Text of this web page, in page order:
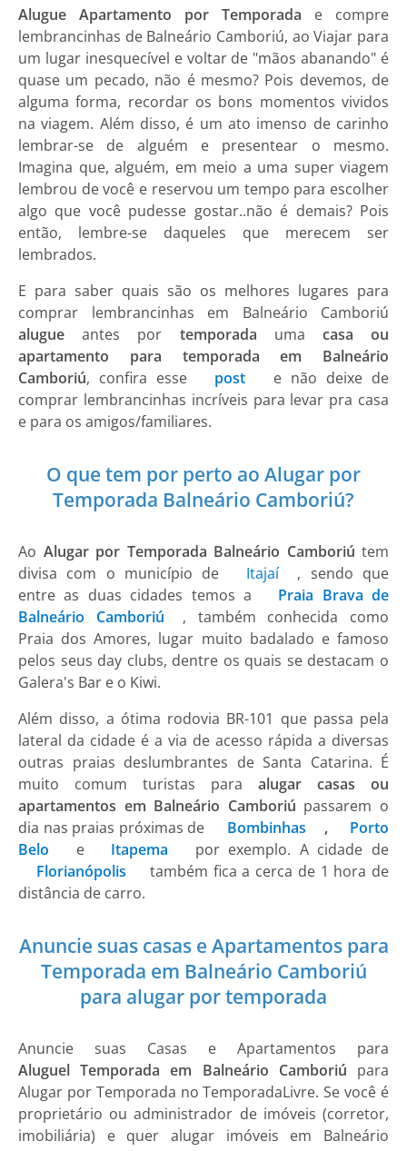
Alugue Apartamento por Temporada e compre
lembrancinhas de Balneário Camboriú, ao Viajar para
um lugar inesquecível e voltar de "mãos abanando" é
quase um pecado, não é mesmo? Pois devemos, de
alguma forma, recordar os bons momentos vividos
na viagem. Além disso, é um ato imenso de carinho
lembrar-se de alguém e presentear o mesmo.
Imagina que, alguém, em meio a uma super viagem
lembrou de você e reservou um tempo para escolher
algo que você pudesse gostar..não é demais? Pois
então, lembre-se daqueles que merecem ser
lembrados.
E para saber quais são os melhores lugares para
comprar lembrancinhas em Balneário Camboriú
alugue antes por temporada uma casa ou
apartamento para temporada em Balneário
Camboriú, confira esse post
e não deixe de
comprar lembrancinhas incríveis para levar pra casa
e para os amigos/familiares.
O que tem por perto ao Alugar por
Temporada Balneário Camboriú?
Ao Alugar por Temporada Balneário Camboriú tem
divisa com o município de
Itajaí
, sendo que
entre as duas cidades temos a
Praia Brava de
Balneário Camboriú
, também conhecida como
Praia dos Amores, lugar muito badalado e famoso
pelos seus day clubs, dentre os quais se destacam o
Galera's Bar e o Kiwi.
Além disso, a ótima rodovia BR-101 que passa pela
lateral da cidade é a via de acesso rápida a diversas
outras praias deslumbrantes de Santa Catarina. É
muito comum turistas para alugar casas ou
apartamentos em Balneário Camboriú passarem o
dia nas praias próximas de
Bombinhas ,
Porto
Belo
e Itapema
por exemplo. A cidade de
Florianópolis
também fica a cerca de 1 hora de
distância de carro.
Anuncie suas casas e Apartamentos para
Temporada em Balneário Camboriú
para alugar por temporada
Anuncie suas Casas e Apartamentos para
Aluguel Temporada em Balneário Camboriú para
Alugar por Temporada no TemporadaLivre. Se você é
proprietário ou administrador de imóveis (corretor,
imobiliária) e quer alugar imóveis em Balneário